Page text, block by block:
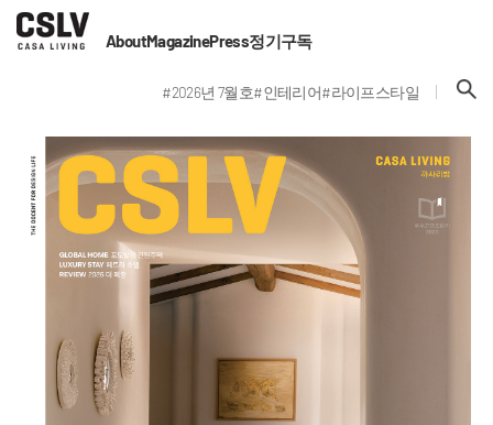
AboutMagazinePress정기구독
#2026년 7월호#인테리어#라이프스타일